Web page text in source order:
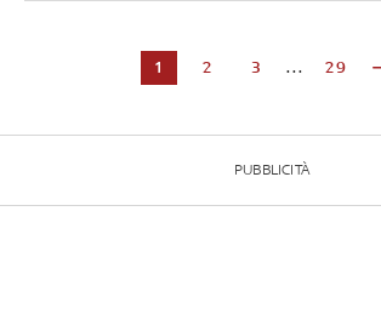
1 2 3 ... 29
PUBBLICITÀ